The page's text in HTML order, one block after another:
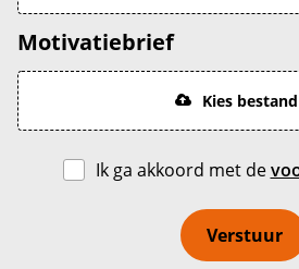
Motivatiebrief
Kies bestand
Ik ga akkoord met de
Verstuur